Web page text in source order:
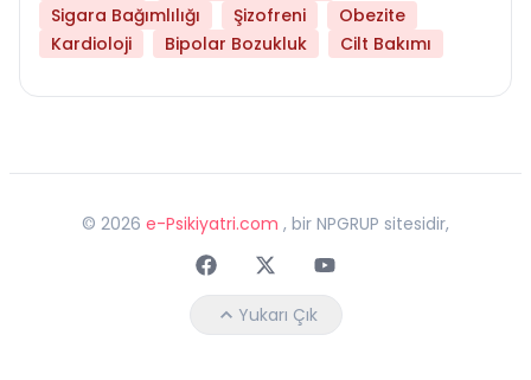
Sigara Bağımlılığı
Şizofreni
Obezite
Kardioloji
Bipolar Bozukluk Cilt Bakımı
© 2026 e-Psikiyatri.com , bir NPGRUP sitesidir,
FaceebokTwitterYoutube
Yukarı Çık